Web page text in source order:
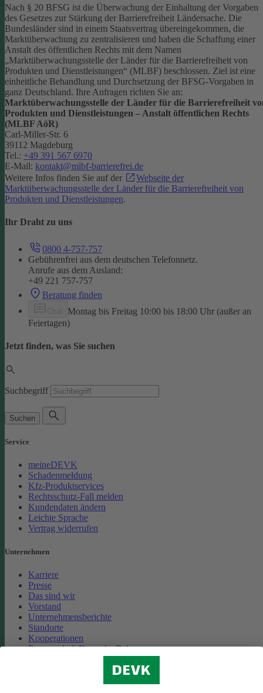
Nach § 20 BFSG ist die Überwachung der Einhaltung der Vorgaben
des Gesetzes zur Stärkung der Barrierefreiheit Ländersache. Die
Bundesländer sind in einem Staatsvertrag übereingekommen, die
Marktüberwachung zu zentralisieren und haben die Schaffung einer
Anstalt des öffentlichen Rechts mit dem Namen
„Marktüberwachungsstelle der Länder für die Barrierefreiheit von
Produkten und Dienstleistungen“ (MLBF) beschlossen. Ziel ist eine
einheitliche Behandlung und Durchsetzung der BFSG-Vorgaben in
ganz Deutschland. Ihre Anfragen richten Sie an:
Marktüberwachungsstelle der Länder für die Barrierefreiheit
Produkten und Dienstleistungen – Anstalt öffentlichen Rechts
(MLBF AöR)
Carl-Miller-Str. 6
39112 Magdeburg
Tel.: +49 391 567 6970
E-Mail: kontakt@mlbf-barrierefrei.de
Weitere Infos finden Sie auf der
Webseite der
Marktüberwachungsstelle der Länder für die Barrierefreiheit von
Produkten und Dienstleistungen.
Ihr Draht zu uns
0800 4-757-757
Gebührenfrei aus dem deutschen Telefonnetz.
Anrufe aus dem Ausland:
+49 221 757-757
Beratung finden
Montag bis Freitag 10:00 bis 18:00 Uhr (außer an
Feiertagen)
Jetzt finden, was Sie suchen
Suchbegriff
Suchen
Service
meineDEVK
Schadenmeldung
Kfz-Produktservices
Rechtsschutz-Fall melden
Kundendaten ändern
Leichte Sprache
Vertrag widerrufen
Unternehmen
Karriere
Presse
Das sind wir
Vorstand
Unternehmensberichte
Standorte
Kooperationen
Partnerschaft Deutsche Bahn